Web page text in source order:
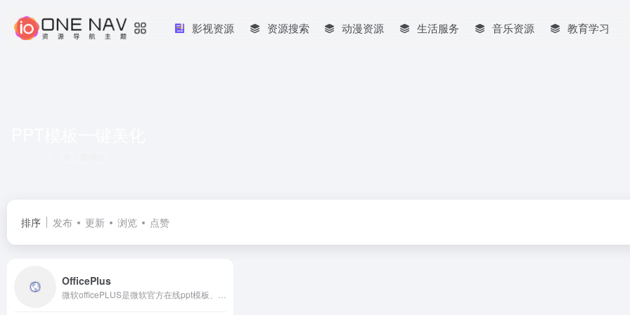
影视资源 资源搜索 动漫资源 生活服务 音乐资源 教育学习
排序 发布 更新 浏览 点赞
OfficePlus